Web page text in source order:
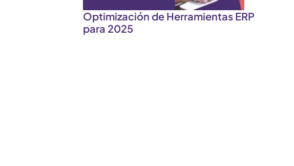
Optimización de Herramientas ERP
para 2025